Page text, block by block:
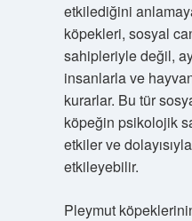
etkilediğini
köpekleri, sosyal
sahipleriyle değil,
insanlarla ve
kurarlar. Bu tür
köpeğin psikolojik
etkiler ve
etkileyebilir.
Pleymut